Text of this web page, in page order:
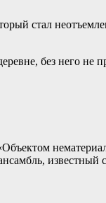
стал
без него не